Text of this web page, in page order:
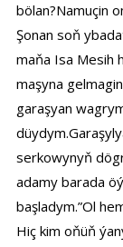
bölan?Namuçin
Şonan soň
maňa Isa Mesih
maşyna
garaşyan
serkowynyň
adamy barada
başladym.”Ol
Hiç kim oňüň